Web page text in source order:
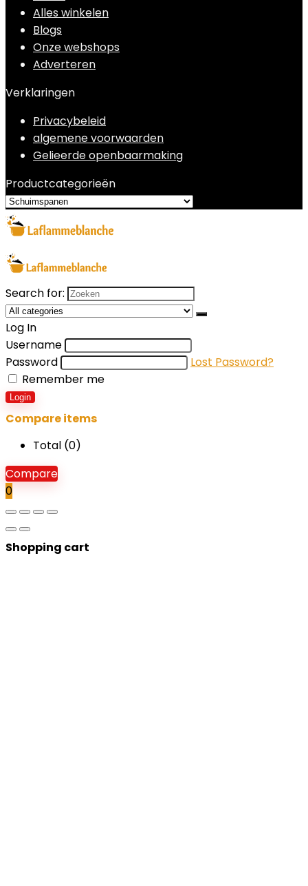
Alles winkelen
Blogs
Onze webshops
Adverteren
Verklaringen
Privacybeleid
algemene voorwaarden
Gelieerde openbaarmaking
Productcategorieën
Search for:
Log In
Username
Password
Lost Password?
Remember me
Login
Compare items
Total (0)
Compare
0
Shopping cart